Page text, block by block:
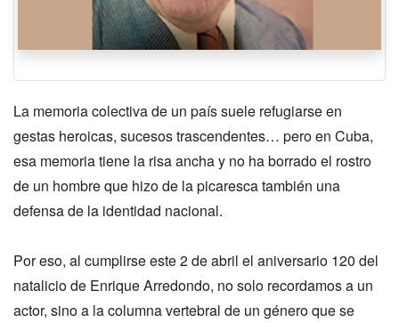
La memoria colectiva de un país suele refugiarse en
gestas heroicas, sucesos trascendentes… pero en Cuba,
esa memoria tiene la risa ancha y no ha borrado el rostro
de un hombre que hizo de la picaresca también una
defensa de la identidad nacional.
Por eso, al cumplirse este 2 de abril el aniversario 120 del
natalicio de Enrique Arredondo, no solo recordamos a un
actor, sino a la columna vertebral de un género que se